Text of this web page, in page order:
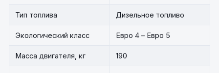
Тип топлива Дизельное топливо
Экологический класс Евро 4 – Евро 5
Масса двигателя, кг 190